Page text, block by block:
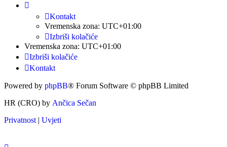
Kontakt
Vremenska zona: UTC+01:00
Izbriši kolačiće
Vremenska zona: UTC+01:00
Izbriši kolačiće
Kontakt
Powered by phpBB® Forum Software © phpBB Limited
HR (CRO) by Ančica Sečan
Privatnost | Uvjeti